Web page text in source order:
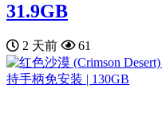
31.9GB
2 天前 61